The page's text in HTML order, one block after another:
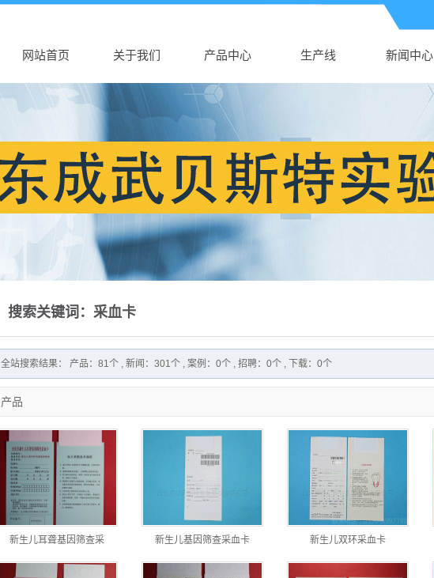
网站首页 关于我们
公司介绍
AK（中国）
营业执照
产品中心
AK电子体育
新生儿采血卡
真空采血管
采血针
塑料培养皿
尿杯、便盒
DNA样品袋
DNA采集卡
生物物证棉签
刑事技术专用
精液采集卡
尿液采集卡
生产线
生产线
新闻中心
公司新闻
技术知识
搜索关键词：采血卡
全站搜索结果： 产品：81个 , 新闻：301个 , 案例：0个 , 招聘：0个 , 下载：0个
产品
新生儿耳聋基因筛查采 新生儿基因筛查采血卡 新生儿双环采血卡